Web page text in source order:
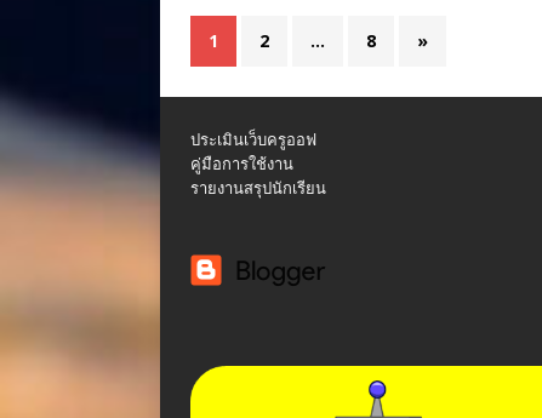
1 2 … 8 »
ประเมินเว็บครูออฟ
คู่มือการใช้งาน
รายงานสรุปนักเรียน